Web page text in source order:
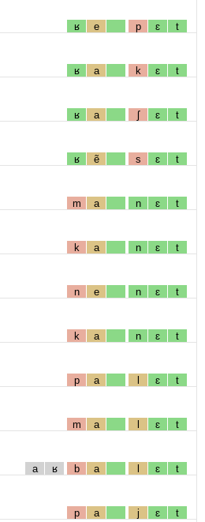
ʁ e p ɛ t
ʁ a k ɛ t
ʁ a ʃ ɛ t
ʁ ẽ s ɛ t
m a n ɛ t
k a n ɛ t
n e n ɛ t
k a n ɛ t
p a l ɛ t
m a l ɛ t
a ʁ b a l ɛ t
p a j ɛ t